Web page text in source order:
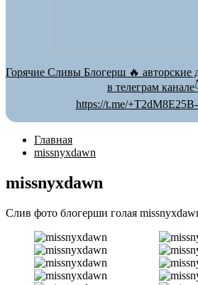
Горячие Сливы Блогерш 🔥 авторские
в телеграм
https://t.me/
Главная
missnyxdawn
missnyxdawn
Слив фото блогерши голая